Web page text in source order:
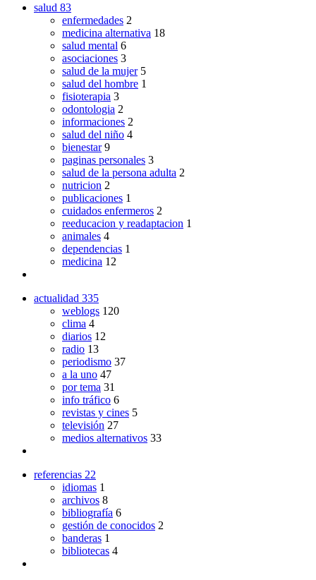
salud 83
enfermedades 2
medicina alternativa 18
salud mental 6
asociaciones 3
salud de la mujer 5
salud del hombre 1
fisioterapia 3
odontologia 2
informaciones 2
salud del niño 4
bienestar 9
paginas personales 3
salud de la persona adulta 2
nutricion 2
publicaciones 1
cuidados enfermeros 2
reeducacion y readaptacion 1
animales 4
dependencias 1
medicina 12
actualidad 335
weblogs 120
clima 4
diarios 12
radio 13
periodismo 37
a la uno 47
por tema 31
info tráfico 6
revistas y cines 5
televisión 27
medios alternativos 33
referencias 22
idiomas 1
archivos 8
bibliografía 6
gestión de conocidos 2
banderas 1
bibliotecas 4